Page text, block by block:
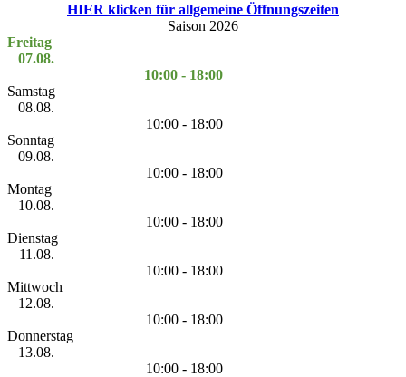
HIER klicken für allgemeine Öffnungszeiten
Saison 2026
Freitag
07.08.
10:00 - 18:00
Samstag
08.08.
10:00 - 18:00
Sonntag
09.08.
10:00 - 18:00
Montag
10.08.
10:00 - 18:00
Dienstag
11.08.
10:00 - 18:00
Mittwoch
12.08.
10:00 - 18:00
Donnerstag
13.08.
10:00 - 18:00